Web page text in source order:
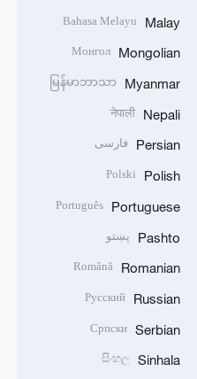
Malay
Bahasa Melayu
Mongolian
Монгол
Myanmar
မြန်မာဘာသာ
Nepali
नेपाली
Persian فارسی
Polish
Polski
Portuguese
Português
Pashto پښتو
Romanian
Română
Russian
Русский
Serbian
Српски
Sinhala
සිංහල